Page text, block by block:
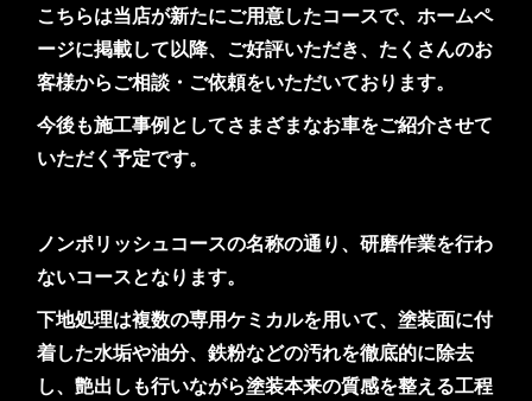
こちらは当店が新たにご用意したコースで、ホームペ
ージに掲載して以降、ご好評いただき、たくさんのお
客様からご相談・ご依頼をいただいております。
今後も施工事例としてさまざまなお車をご紹介させて
いただく予定です。
ノンポリッシュコースの名称の通り、研磨作業を行わ
ないコースとなります。
下地処理は複数の専用ケミカルを用いて、塗装面に付
着した水垢や油分、鉄粉などの汚れを徹底的に除去
し、艶出しも行いながら塗装本来の質感を整える工程